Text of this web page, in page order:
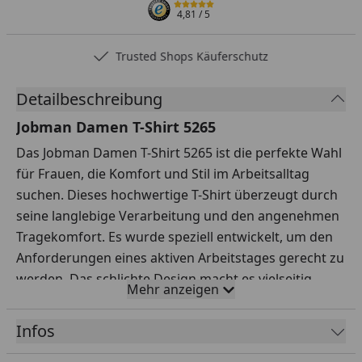
4,81/ 5
Trusted Shops Käuferschutz
Detailbeschreibung
Jobman Damen T-Shirt 5265
Das Jobman Damen T-Shirt 5265 ist die perfekte Wahl
für Frauen, die Komfort und Stil im Arbeitsalltag
suchen. Dieses hochwertige T-Shirt überzeugt durch
seine langlebige Verarbeitung und den angenehmen
Tragekomfort. Es wurde speziell entwickelt, um den
Anforderungen eines aktiven Arbeitstages gerecht zu
werden. Das schlichte Design macht es vielseitig
kombinierbar mit verschiedenen Outfits.
Dank der hochwertigen Materialien bleibt das Shirt
Mehr anzeigen
Infos